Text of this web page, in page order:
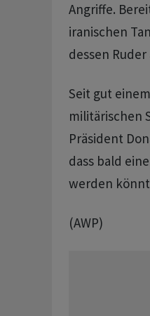
Angriffe.
iranischen
dessen
Seit gut
militärischen
Präsident
dass bald
werden
(AWP)